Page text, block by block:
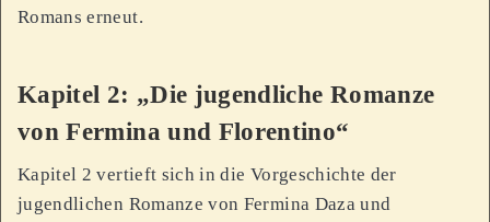
Romans erneut.
Kapitel 2: „Die jugendliche Romanze
von Fermina und Florentino“
Kapitel 2 vertieft sich in die Vorgeschichte der
jugendlichen Romanze von Fermina Daza und